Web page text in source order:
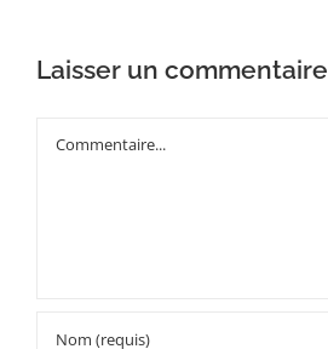
Laisser un commentaire
Commentaire